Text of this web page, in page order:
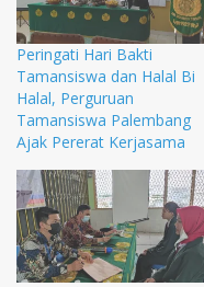
Peringati Hari Bakti
Tamansiswa dan Halal Bi
Halal, Perguruan
Tamansiswa Palembang
Ajak Pererat Kerjasama